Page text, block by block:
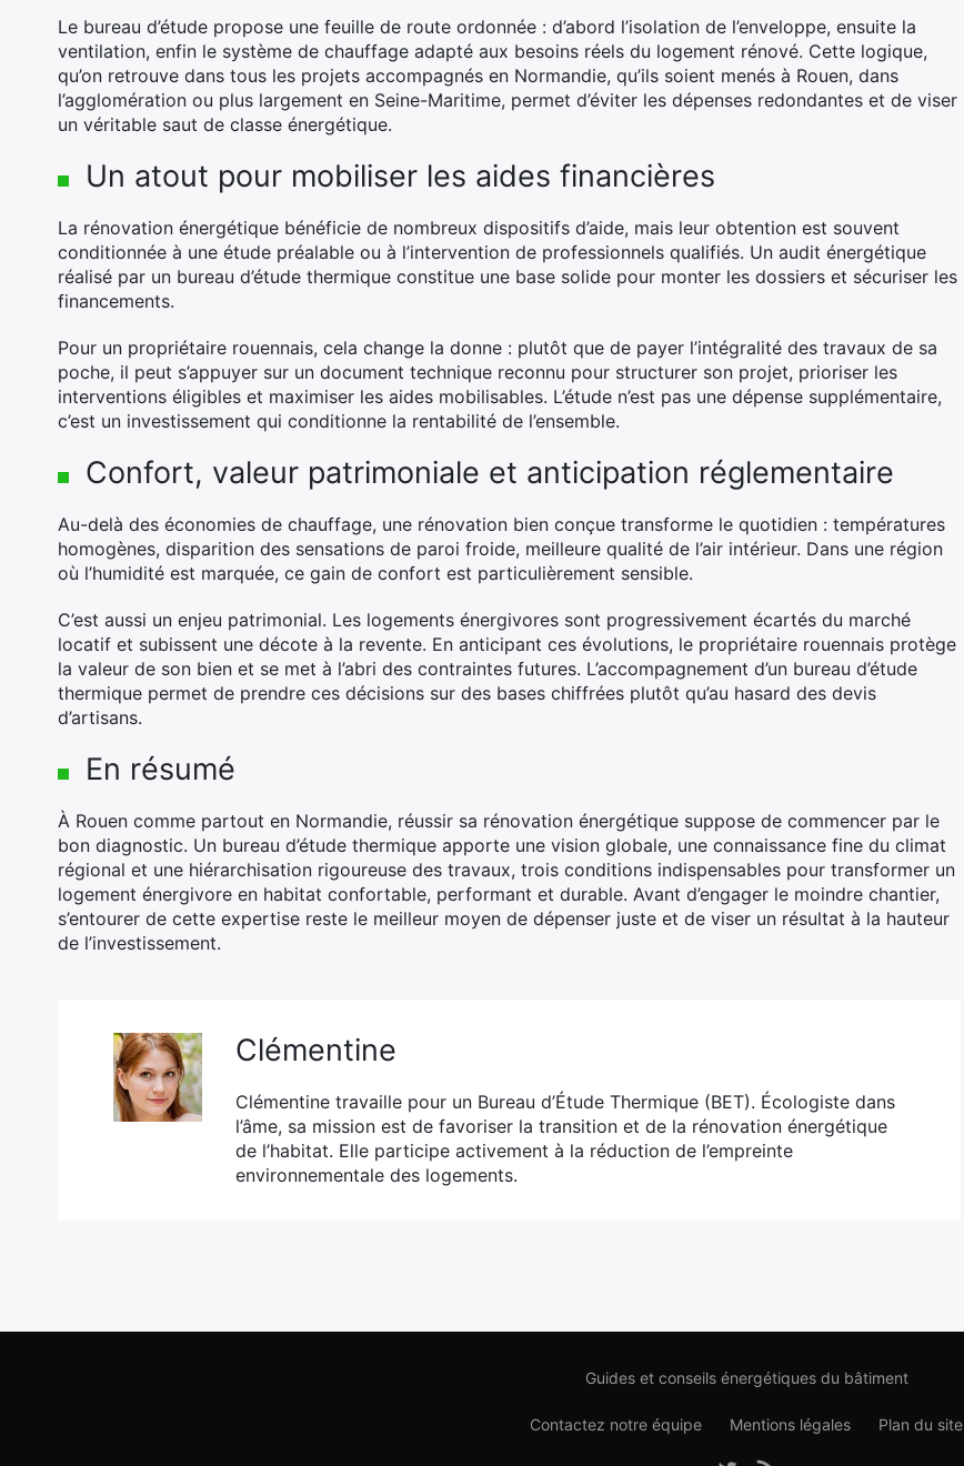
Le bureau d’étude propose une feuille de route ordonnée : d’abord l’isolation de l’enveloppe, ensuite la
ventilation, enfin le système de chauffage adapté aux besoins réels du logement rénové. Cette logique,
qu’on retrouve dans tous les projets accompagnés en Normandie, qu’ils soient menés à Rouen, dans
l’agglomération ou plus largement en Seine-Maritime, permet d’éviter les dépenses redondantes et de viser
un véritable saut de classe énergétique.
Un atout pour mobiliser les aides financières
La rénovation énergétique bénéficie de nombreux dispositifs d’aide, mais leur obtention est souvent
conditionnée à une étude préalable ou à l’intervention de professionnels qualifiés. Un audit énergétique
réalisé par un bureau d’étude thermique constitue une base solide pour monter les dossiers et sécuriser les
financements.
Pour un propriétaire rouennais, cela change la donne : plutôt que de payer l’intégralité des travaux de sa
poche, il peut s’appuyer sur un document technique reconnu pour structurer son projet, prioriser les
interventions éligibles et maximiser les aides mobilisables. L’étude n’est pas une dépense supplémentaire,
c’est un investissement qui conditionne la rentabilité de l’ensemble.
Confort, valeur patrimoniale et anticipation réglementaire
Au-delà des économies de chauffage, une rénovation bien conçue transforme le quotidien : températures
homogènes, disparition des sensations de paroi froide, meilleure qualité de l’air intérieur. Dans une région
où l’humidité est marquée, ce gain de confort est particulièrement sensible.
C’est aussi un enjeu patrimonial. Les logements énergivores sont progressivement écartés du marché
locatif et subissent une décote à la revente. En anticipant ces évolutions, le propriétaire rouennais protège
la valeur de son bien et se met à l’abri des contraintes futures. L’accompagnement d’un bureau d’étude
thermique permet de prendre ces décisions sur des bases chiffrées plutôt qu’au hasard des devis
d’artisans.
En résumé
À Rouen comme partout en Normandie, réussir sa rénovation énergétique suppose de commencer par le
bon diagnostic. Un bureau d’étude thermique apporte une vision globale, une connaissance fine du climat
régional et une hiérarchisation rigoureuse des travaux, trois conditions indispensables pour transformer un
logement énergivore en habitat confortable, performant et durable. Avant d’engager le moindre chantier,
s’entourer de cette expertise reste le meilleur moyen de dépenser juste et de viser un résultat à la hauteur
de l’investissement.
Clémentine
Clémentine travaille pour un Bureau d’Étude Thermique (BET). Écologiste dans
l’âme, sa mission est de favoriser la transition et de la rénovation énergétique
de l’habitat. Elle participe activement à la réduction de l’empreinte
environnementale des logements.
Guides et conseils énergétiques du bâtiment
Contactez notre équipe Mentions légales Plan du site